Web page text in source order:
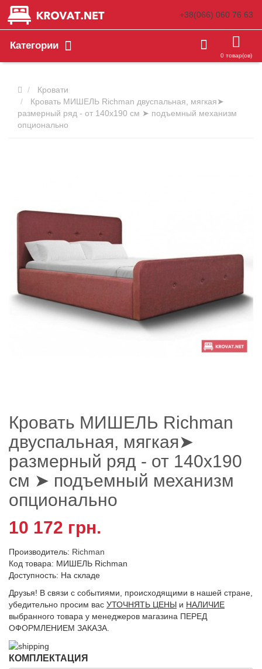
+38(066) 060 76 63
Категории
0 товар(ов)
Кровати
Кровать МИШЕЛЬ Richman двуспальная, мягкая➤
размерный ряд - от 140х190 см ➤ подъемный механизм
опционально
Кровать МИШЕЛЬ Richman
двуспальная, мягкая➤
размерный ряд - от 140х190
см ➤ подъемный механизм
опционально
10 172 грн.
Производитель: Richman
Код товара: МИШЕЛЬ Richman
Доступность: На складе
Друзья! В связи с событиями, происходящими в нашей стране,
убедительно просим вас УТОЧНЯТЬ ЦЕНЫ и НАЛИЧИЕ
выбранного товара у менеджеров магазина ПЕРЕД
ОФОРМЛЕНИЕМ ЗАКАЗА.
КОМПЛЕКТАЦИЯ